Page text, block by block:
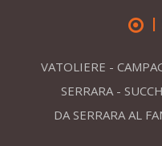
I
VATOLIERE -
SERRARA -
DA SERRARA AL